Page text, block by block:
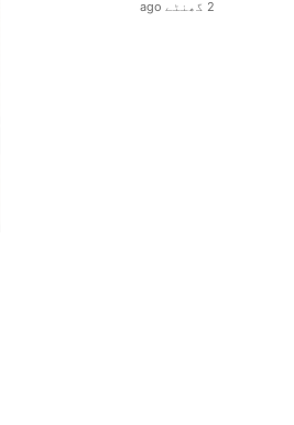
2 گھنٹے ago